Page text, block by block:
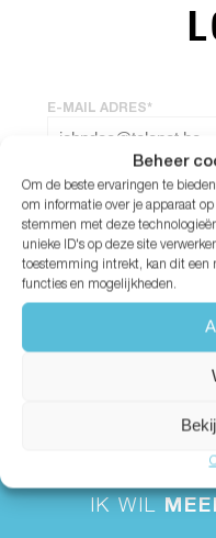
Beheer
Om de beste ervaringen te
om informatie over je apparaat
stemmen met deze
unieke ID's op deze site
toestemming intrekt, kan dit een
functies en mogelijkheden.
E-MAIL ADRES*
WACHTWOORD*
Wachtwoord vergeten?
IK WIL